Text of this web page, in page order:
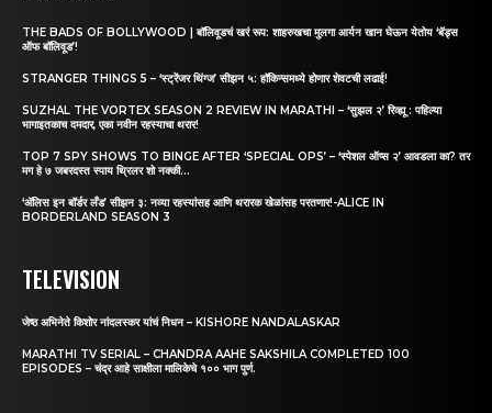
THE BADS OF BOLLYWOOD | बॉलिवूडचं खरं रूप: शाहरुखचा मुलगा आर्यन खान घेऊन येतोय ‘बॅड्स
ऑफ बॉलिवूड’!
STRANGER THINGS 5 – ‘स्ट्रेंजर थिंग्ज’ सीझन ५: हॉकिन्समध्ये होणार शेवटची लढाई!
SUZHAL THE VORTEX SEASON 2 REVIEW IN MARATHI – ‘सुझल २’ रिव्ह्यू : पहिल्या
भागाइतकाच दमदार, एका नवीन रहस्याचा थरार!
TOP 7 SPY SHOWS TO BINGE AFTER ‘SPECIAL OPS’ – ‘स्पेशल ऑप्स २’ आवडला का? तर
मग हे ७ जबरदस्त स्पाय थ्रिलर शो नक्की...
‘अ‍ॅलिस इन बॉर्डर लँड’ सीझन ३: नव्या रहस्यांसह आणि थरारक खेळांसह परतणार!-ALICE IN
BORDERLAND SEASON 3
TELEVISION
जेष्ठ अभिनेते किशोर नांदलस्कर यांचं निधन – KISHORE NANDALASKAR
MARATHI TV SERIAL – CHANDRA AAHE SAKSHILA COMPLETED 100
EPISODES – चंद्र आहे साक्षीला मालिकेचे १०० भाग पुर्ण.